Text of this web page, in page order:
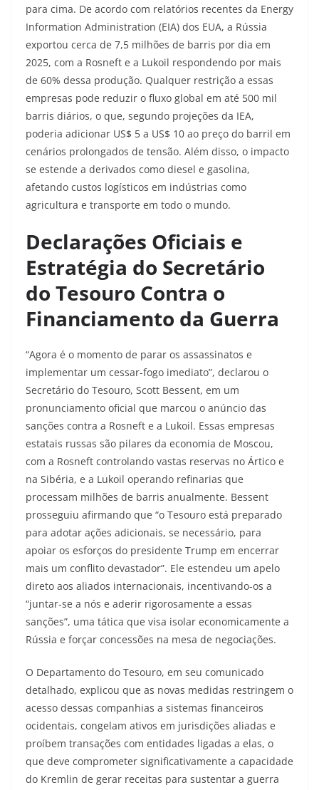
para cima. De acordo com relatórios recentes da Energy
Information Administration (EIA) dos EUA, a Rússia
exportou cerca de 7,5 milhões de barris por dia em
2025, com a Rosneft e a Lukoil respondendo por mais
de 60% dessa produção. Qualquer restrição a essas
empresas pode reduzir o fluxo global em até 500 mil
barris diários, o que, segundo projeções da IEA,
poderia adicionar US$ 5 a US$ 10 ao preço do barril em
cenários prolongados de tensão. Além disso, o impacto
se estende a derivados como diesel e gasolina,
afetando custos logísticos em indústrias como
agricultura e transporte em todo o mundo.
Declarações Oficiais e
Estratégia do Secretário
do Tesouro Contra o
Financiamento da Guerra
“Agora é o momento de parar os assassinatos e
implementar um cessar-fogo imediato”, declarou o
Secretário do Tesouro, Scott Bessent, em um
pronunciamento oficial que marcou o anúncio das
sanções contra a Rosneft e a Lukoil. Essas empresas
estatais russas são pilares da economia de Moscou,
com a Rosneft controlando vastas reservas no Ártico e
na Sibéria, e a Lukoil operando refinarias que
processam milhões de barris anualmente. Bessent
prosseguiu afirmando que “o Tesouro está preparado
para adotar ações adicionais, se necessário, para
apoiar os esforços do presidente Trump em encerrar
mais um conflito devastador”. Ele estendeu um apelo
direto aos aliados internacionais, incentivando-os a
“juntar-se a nós e aderir rigorosamente a essas
sanções”, uma tática que visa isolar economicamente a
Rússia e forçar concessões na mesa de negociações.
O Departamento do Tesouro, em seu comunicado
detalhado, explicou que as novas medidas restringem o
acesso dessas companhias a sistemas financeiros
ocidentais, congelam ativos em jurisdições aliadas e
proíbem transações com entidades ligadas a elas, o
que deve comprometer significativamente a capacidade
do Kremlin de gerar receitas para sustentar a guerra